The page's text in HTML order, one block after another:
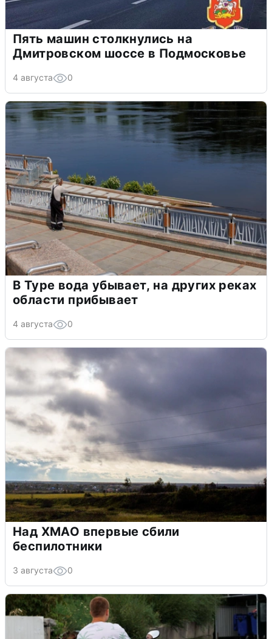
Пять машин столкнулись на
Дмитровском шоссе в Подмосковье
4 августа 0
В Туре вода убывает, на других реках
области прибывает
4 августа 0
Над ХМАО впервые сбили
беспилотники
3 августа 0